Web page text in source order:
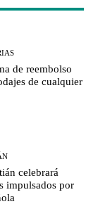
de reembolso
de cualquier
celebrará
impulsados por